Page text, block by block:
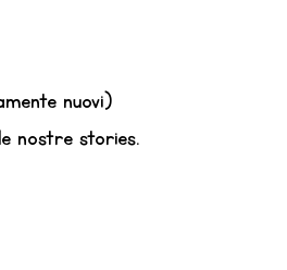
nuovi)
nostre stories.